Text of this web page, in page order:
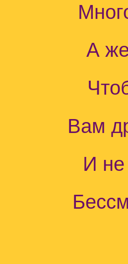
А
Вам
И